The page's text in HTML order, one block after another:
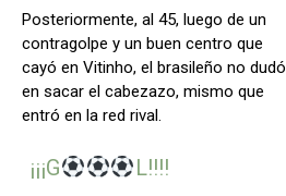
Posteriormente, al 45, luego de un
contragolpe y un buen centro que
cayó en Vitinho, el brasileño no dudó
en sacar el cabezazo, mismo que
entró en la red rival.
¡¡¡G
L!!!!